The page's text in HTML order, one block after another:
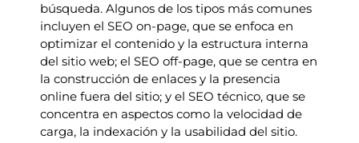
búsqueda. Algunos de los tipos más comunes
incluyen el SEO on-page, que se enfoca en
optimizar el contenido y la estructura interna
del sitio web; el SEO off-page, que se centra en
la construcción de enlaces y la presencia
online fuera del sitio; y el SEO técnico, que se
concentra en aspectos como la velocidad de
carga, la indexación y la usabilidad del sitio.